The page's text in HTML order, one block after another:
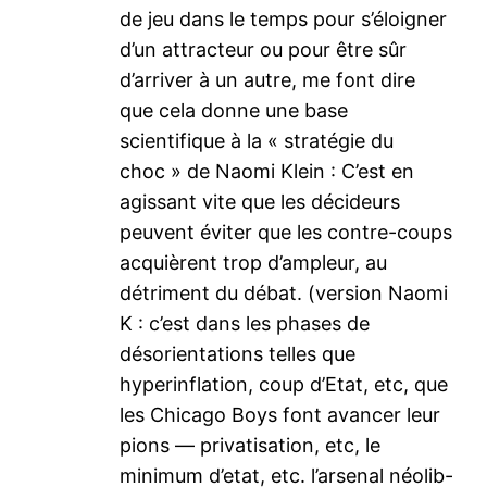
de jeu dans le temps pour s’éloigner
d’un attracteur ou pour être sûr
d’arriver à un autre, me font dire
que cela donne une base
scientifique à la « stratégie du
choc » de Naomi Klein : C’est en
agissant vite que les décideurs
peuvent éviter que les contre-coups
acquièrent trop d’ampleur, au
détriment du débat. (version Naomi
K : c’est dans les phases de
désorientations telles que
hyperinflation, coup d’Etat, etc, que
les Chicago Boys font avancer leur
pions — privatisation, etc, le
minimum d’etat, etc. l’arsenal néolib-